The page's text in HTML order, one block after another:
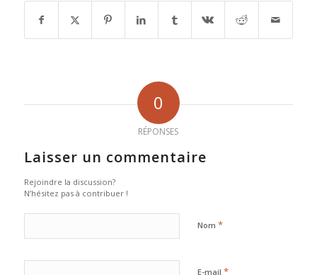
0
RÉPONSES
Laisser un commentaire
Rejoindre la discussion?
N’hésitez pas à contribuer !
Nom *
E-mail *